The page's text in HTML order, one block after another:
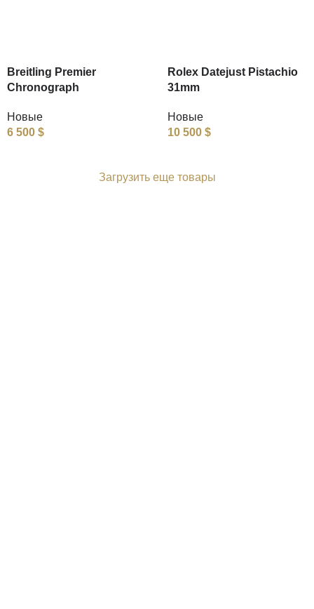
Breitling Premier
Chronograph
Новые
6 500 $
Rolex Datejust Pistachio
31mm
Новые
10 500 $
Загрузить еще товары